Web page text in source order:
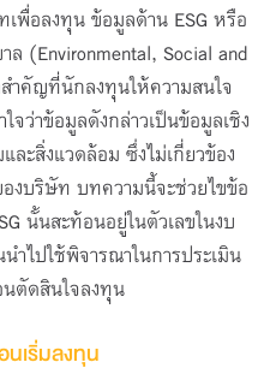
พื่อลงทุน ข้อมูลด้าน ESG หรือ
(Environmental, Social and
ำคัญที่นักลงทุนให้ความสนใจ
ว่าข้อมูลดังกล่าวเป็นข้อมูลเชิง
ะสิ่งแวดล้อม ซึ่งไม่เกี่ยวข้อง
องบริษัท บทความนี้จะช่วยไขข้อ
นั้นสะท้อนอยู่ในตัวเลขในงบ
ำไปใช้พิจารณาในการประเมิน
นตัดสินใจลงทุน
เริ่มลงทุน